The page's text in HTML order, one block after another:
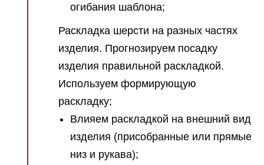
огибания шаблона;
Раскладка шерсти на разных частях
изделия. Прогнозируем посадку
изделия правильной раскладкой.
Используем формирующую
раскладку;
Влияем раскладкой на внешний вид
изделия (присобранные или прямые
низ и рукава);